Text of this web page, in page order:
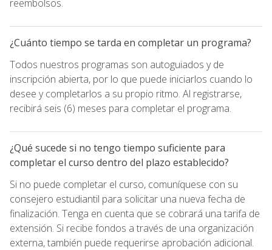
reembolsos.
¿Cuánto tiempo se tarda en completar un programa?
Todos nuestros programas son autoguiados y de
inscripción abierta, por lo que puede iniciarlos cuando lo
desee y completarlos a su propio ritmo. Al registrarse,
recibirá seis (6) meses para completar el programa.
¿Qué sucede si no tengo tiempo suficiente para
completar el curso dentro del plazo establecido?
Si no puede completar el curso, comuníquese con su
consejero estudiantil para solicitar una nueva fecha de
finalización. Tenga en cuenta que se cobrará una tarifa de
extensión. Si recibe fondos a través de una organización
externa, también puede requerirse aprobación adicional.